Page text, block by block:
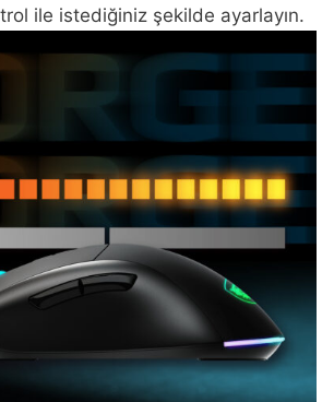
ile istediğiniz şekilde ayarlayın.